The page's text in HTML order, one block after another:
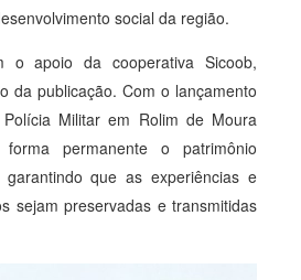
social da região.
o apoio da cooperativa Sicoob,
da publicação. Com o lançamento
Militar em Rolim de Moura
permanente o patrimônio
que as experiências e
sejam preservadas e transmitidas